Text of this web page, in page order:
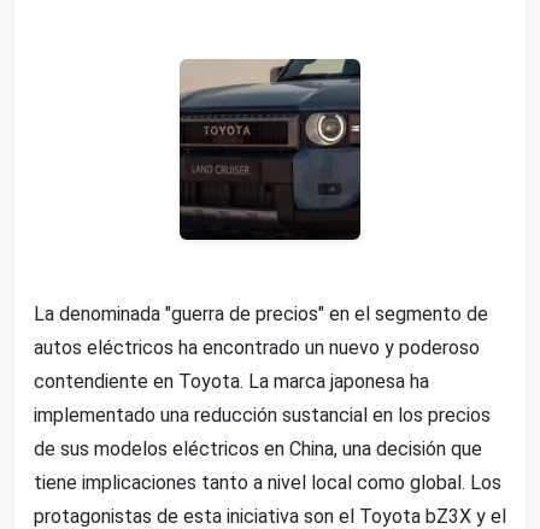
La denominada "guerra de precios" en el segmento de
autos eléctricos ha encontrado un nuevo y poderoso
contendiente en Toyota. La marca japonesa ha
implementado una reducción sustancial en los precios
de sus modelos eléctricos en China, una decisión que
tiene implicaciones tanto a nivel local como global. Los
protagonistas de esta iniciativa son el Toyota bZ3X y el